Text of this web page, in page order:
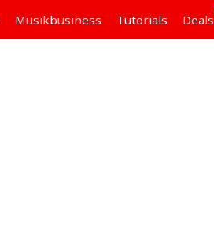
Musikbusiness Tutorials Deals